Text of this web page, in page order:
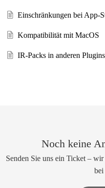
Einschränkungen bei App-
Kompatibilität mit MacOS
IR-Packs in anderen
Noch keine
Senden Sie uns ein Ticket –
bei